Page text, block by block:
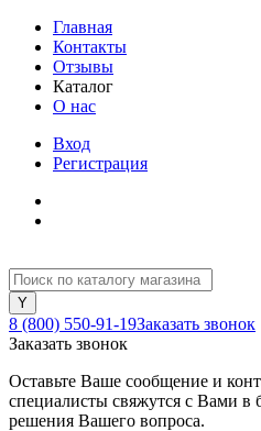
Главная
Контакты
Отзывы
Каталог
О нас
Вход
Регистрация
8 (800) 550-91-19Заказать звонок
Заказать звонок
Оставьте Ваше сообщение и
специалисты свяжутся с Вами в
решения Вашего вопроса.